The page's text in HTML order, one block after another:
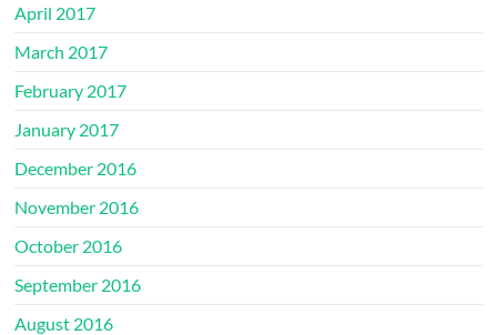
April 2017
March 2017
February 2017
January 2017
December 2016
November 2016
October 2016
September 2016
August 2016